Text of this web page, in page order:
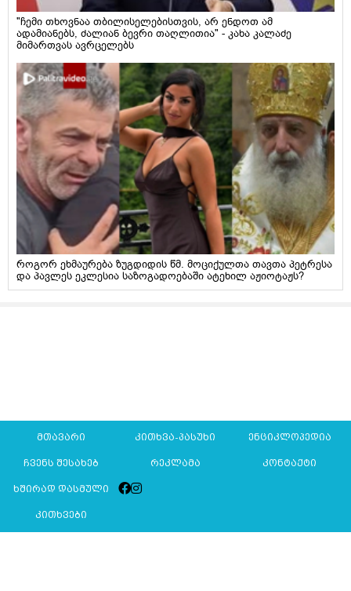
"ჩემი თხოვნაა თბილისელებისთვის, არ ენდოთ ამ
ადამიანებს, ძალიან ბევრი თაღლითია" - კახა კალაძე
მიმართვას ავრცელებს
როგორ ეხმაურება ზუგდიდის წმ. მოციქულთა თავთა პეტრესა
და პავლეს ეკლესია საზოგადოებაში ატეხილ აჟიოტაჟს?
მთავარი კითხვა-პასუხი ენციკლოპედია
ჩვენს შესახებ რეკლამა კონტაქტი
ხშირად დასმული
კითხვები